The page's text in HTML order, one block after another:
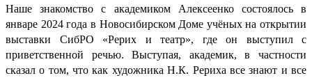
Наше знакомство с академиком Алексеенко состоялось в
январе 2024 года в Новосибирском Доме учёных на открытии
выставки СибРО «Рерих и театр», где он выступил с
приветственной речью. Выступая, академик, в частности
сказал о том, что как художника Н.К. Рериха все знают и все